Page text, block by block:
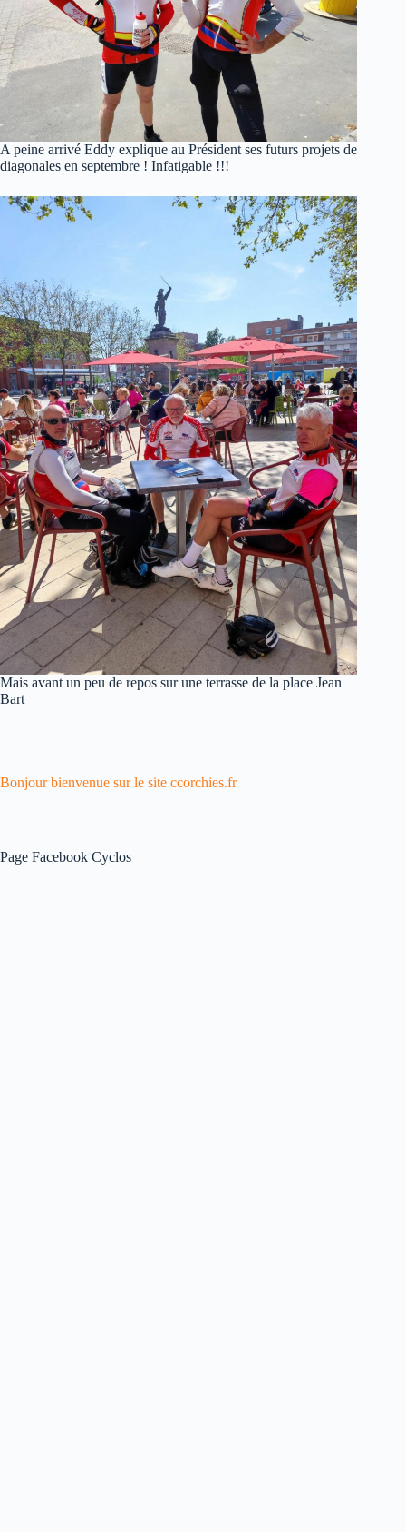
A peine arrivé Eddy explique au Président ses futurs projets de
diagonales en septembre ! Infatigable !!!
Mais avant un peu de repos sur une terrasse de la place Jean
Bart
Bonjour bienvenue sur le site ccorchies.fr
Page Facebook Cyclos